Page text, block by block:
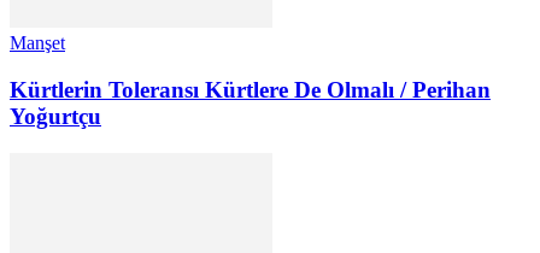
Manşet
Kürtlerin Toleransı Kürtlere De Olmalı / Perihan
Yoğurtçu